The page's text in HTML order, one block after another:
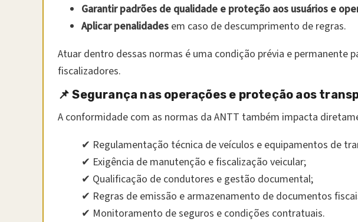
Garantir padrões de qualidade e proteção aos usuários e
Aplicar penalidades em caso de descumprimento de regras.
Atuar dentro dessas normas é uma condição prévia e
fiscalizadores.
📌 Segurança nas operações e proteção aos
A conformidade com as normas da ANTT também impacta
✔ Regulamentação técnica de veículos e equipamentos de
✔ Exigência de manutenção e fiscalização veicular;
✔ Qualificação de condutores e gestão documental;
✔ Regras de emissão e armazenamento de documentos
✔ Monitoramento de seguros e condições contratuais.